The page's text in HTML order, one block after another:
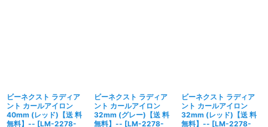
ビーネクスト ラディア
ント カールアイロン
40mm (レッド)【送 料
無料】-- [LM-2278-
ビーネクスト ラディア
ント カールアイロン
32mm (グレー)【送 料
無料】-- [LM-2278-
ビーネクスト ラディア
ント カールアイロン
32mm (レッド)【送 料
無料】-- [LM-2278-